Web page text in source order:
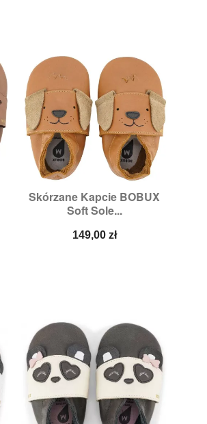
Skórzane Kapcie BOBUX
Soft Sole...
Cena
149,00 zł
Szybki podgląd
Rozmiary:2XL,3XL,